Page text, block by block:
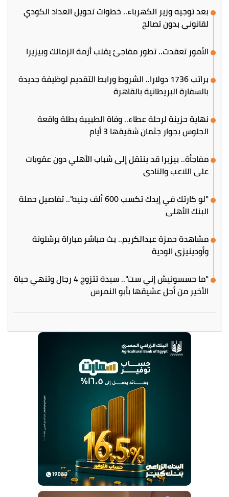
بعد توجيه وزير الكهرباء.. خطوات تحويل العداد الكودي
لقانوني بدون تصالح
الأمور تعقدت.. تطور مفاجئ يقلب أزمة الزمالك وبيزيرا
براتب 1736 دولارا.. الشروط ورابط التقديم لوظيفة جديدة
بالسفارة البريطانية بالقاهرة
نهاية حزينة لرحلة عطاء.. وفاة الطبيبة بطلة واقعة
الجلوس بجوار جثمان شقيقها 3 أيام
مفاجأة.. بيزيرا قد ينتقل إلى شباب الأهلي دون عقوبات
على اللاعب والنادي
"لو كارتك في إيدك تكسب 600 ألف جنيه".. تفاصيل حملة
البنك الأهلي
مشاهدة حمزة عبدالكريم.. بث مباشر مباراة برشلونة
وأودينيزي الودية
"ما حسسونيش إني ست".. سيدة تتزوج 4 رجال وتنهي حياة
الأخير من أجل عشيقها بأبو النمرس